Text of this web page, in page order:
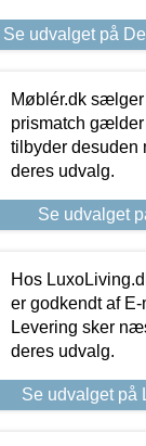
Se udvalget på
Møblér.dk
prismatch gælder
tilbyder desuden
deres udvalg.
Se udvalget
Hos
er godkendt af
Levering sker
deres udvalg.
Se udvalget på